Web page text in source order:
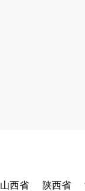
山西省 陕西省